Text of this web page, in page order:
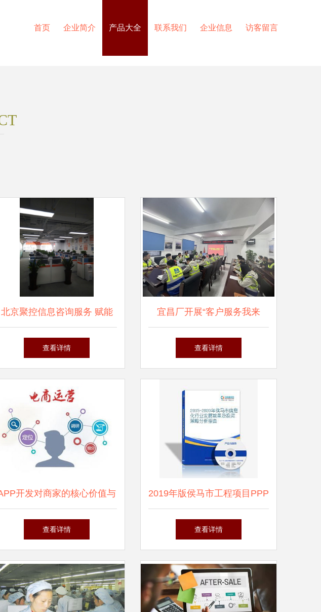
首页 企业简介 产品大全 联系我们 企业信息 访客留言
北京聚控信息咨询服务 赋能
企业智慧决策的专业伙伴
查看详情
宜昌厂开展“客户服务我来
讲”主题党日活动暨一季度职
查看详情
开发对商家的核心价值与
信息咨询服务的重要性
查看详情
2019年版侯马市工程项目PPP
投融资方案咨询报告
查看详情